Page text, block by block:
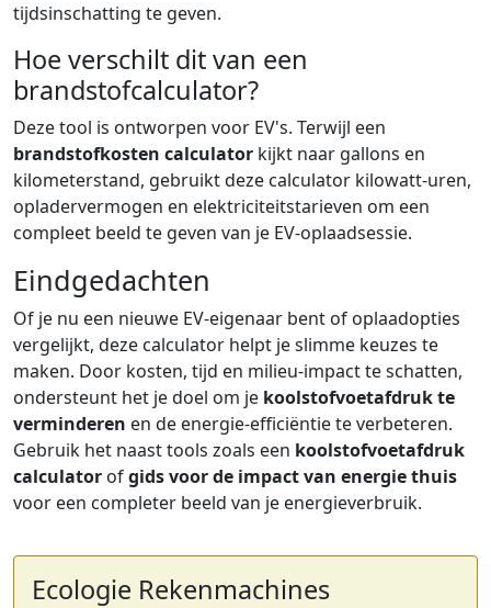
tijdsinschatting te geven.
Hoe verschilt dit van een
brandstofcalculator?
Deze tool is ontworpen voor EV's. Terwijl een
brandstofkosten calculator kijkt naar gallons en
kilometerstand, gebruikt deze calculator kilowatt-uren,
opladervermogen en elektriciteitstarieven om een
compleet beeld te geven van je EV-oplaadsessie.
Eindgedachten
Of je nu een nieuwe EV-eigenaar bent of oplaadopties
vergelijkt, deze calculator helpt je slimme keuzes te
maken. Door kosten, tijd en milieu-impact te schatten,
ondersteunt het je doel om je koolstofvoetafdruk te
verminderen en de energie-efficiëntie te verbeteren.
Gebruik het naast tools zoals een koolstofvoetafdruk
calculator ofgids voor de impact van energie thuis
voor een completer beeld van je energieverbruik.
Ecologie Rekenmachines